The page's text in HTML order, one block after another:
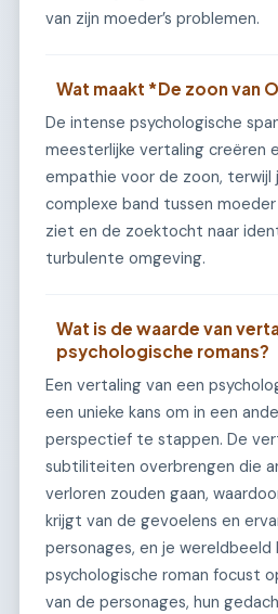
van zijn moeder’s problemen.
Wat maakt *De zoon van
De intense psychologische
meesterlijke vertaling creëren
empathie voor de zoon,
complexe band tussen
ziet en de zoektocht naar
turbulente omgeving.
Wat is de waarde van
psychologische romans?
Een vertaling van een
een unieke kans om in een
perspectief te stappen. De
subtiliteiten overbrengen die
verloren zouden gaan,
krijgt van de gevoelens en
personages, en je wereldbeeld
psychologische roman focust
van de personages, hun